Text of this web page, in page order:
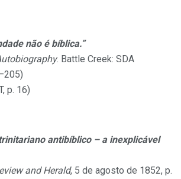
não é bíblica.”
. Battle Creek: SDA
p. 16)
antibíblico – a inexplicável
and Herald, 5 de agosto de 1852, p.